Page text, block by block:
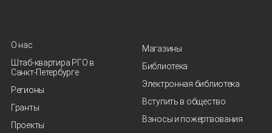
О нас
Штаб-квартира РГО в
Санкт‑Петербурге
Регионы
Гранты
Проекты
Магазины
Библиотека
Электронная библиотека
Вступить в общество
Взносы и пожертвования